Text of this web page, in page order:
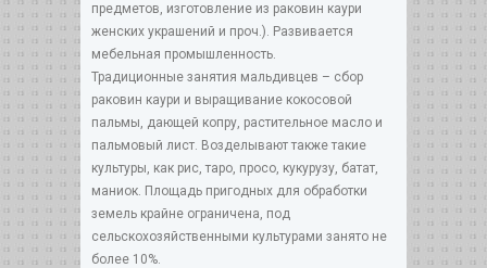
предметов, изготовление из раковин каури
женских украшений и проч.). Развивается
мебельная промышленность.
Традиционные занятия мальдивцев – сбор
раковин каури и выращивание кокосовой
пальмы, дающей копру, растительное масло и
пальмовый лист. Возделывают также такие
культуры, как рис, таро, просо, кукурузу, батат,
маниок. Площадь пригодных для обработки
земель крайне ограничена, под
сельскохозяйственными культурами занято не
более 10%.